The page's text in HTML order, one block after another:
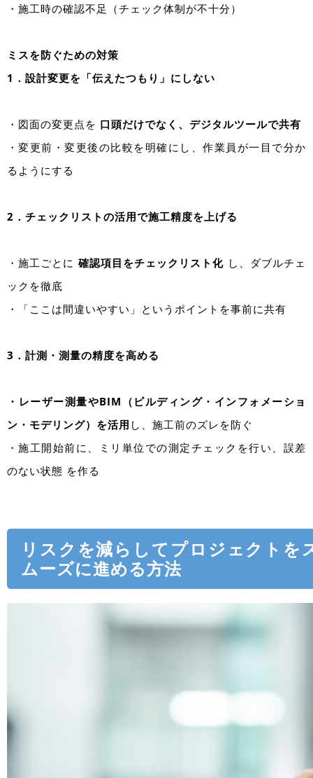
・施工時の確認不足（チェック体制が不十分）
ミスを防ぐための対策
1．設計変更を「伝えたつもり」にしない
・図面の変更点を 口頭だけでなく、デジタルツールで共有
・変更前・変更後の比較を明確にし、作業員が一目で分か
るようにする
2．チェックリストの活用で施工精度を上げる
・施工ごとに 確認項目をチェックリスト化 し、ダブルチェ
ックを徹底
・「ここは間違いやすい」というポイントを事前に共有
3．計測・測量の精度を高める
・レーザー測量やBIM（ビルディング・インフォメーショ
ン・モデリング）を活用 し、施工前のズレを防ぐ
・施工開始前に、ミリ単位での測定チェックを行い、誤差
のない状態 を作る
リスクを減らしてプロジェクトを
ムーズに進める方法